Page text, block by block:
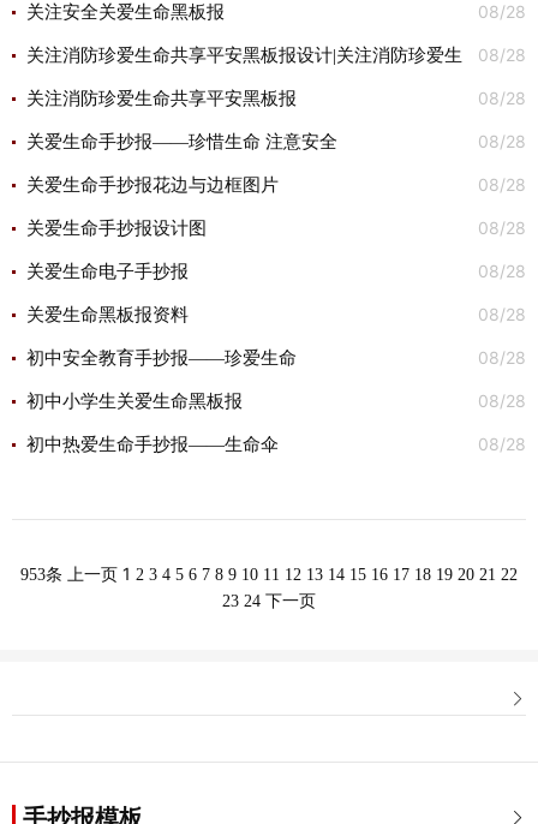
08/28
关注安全关爱生命黑板报
08/28
关注消防珍爱生命共享平安黑板报设计|关注消防珍爱生
命共享平安黑板报图片 08/28
关注消防珍爱生命共享平安黑板报
08/28
关爱生命手抄报——珍惜生命 注意安全
08/28
关爱生命手抄报花边与边框图片
08/28
关爱生命手抄报设计图
08/28
关爱生命电子手抄报
08/28
关爱生命黑板报资料
08/28
初中安全教育手抄报——珍爱生命
08/28
初中小学生关爱生命黑板报
08/28
初中热爱生命手抄报——生命伞
953条 上一页 1 2 3 4 5 6 7 8 9 10 11 12 13 14 15 16 17 18 19 20 21 22
23 24 下一页


手抄报模板